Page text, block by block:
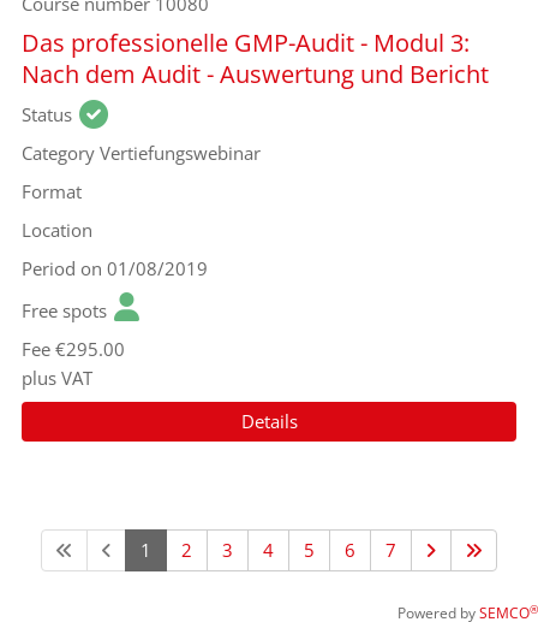
Das professionelle GMP-Audit - Modul 3:
Nach dem Audit - Auswertung und Bericht
Status
Category Vertiefungswebinar
Format
Location
Period on 01/08/2019
Free spots
Fee €295.00
plus VAT
Details
1 2 3 4 5 6 7
Powered bySEMCO®